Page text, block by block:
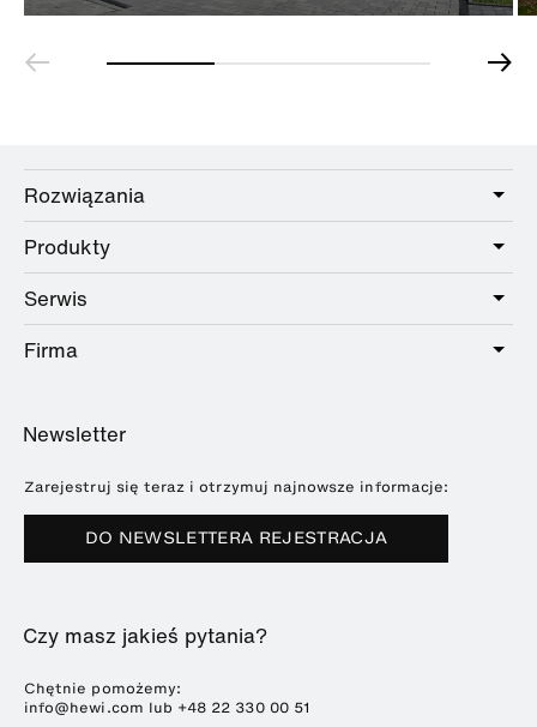
Rozwiązania
Care
Public
Hotel
Produkty
Łazienki
Okucia
Wystawy
Serwis
Oferta usług
Broszury i katalogi
Downloads
Firma
Referencje
Prasa
Terminy targów
Zrównoważony rozwój
Newsletter
Zarejestruj się teraz i otrzymuj najnowsze informacje:
DO NEWSLETTERA REJESTRACJA
Czy masz jakieś pytania?
Chętnie pomożemy:
info@hewi.com lub +48 22 330 00 51